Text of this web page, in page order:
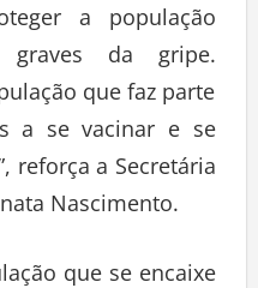
a população
graves da gripe.
que faz parte
a se vacinar e se
reforça a Secretária
Nascimento.
que se encaixe